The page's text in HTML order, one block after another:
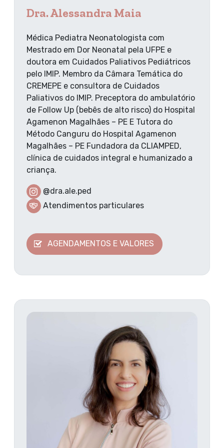
Dra. Alessandra Maia
Médica Pediatra Neonatologista com
Mestrado em Dor Neonatal pela UFPE e
doutora em Cuidados Paliativos Pediátricos
pelo IMIP. Membro da Câmara Temática do
CREMEPE e consultora de Cuidados
Paliativos do IMIP. Preceptora do ambulatório
de Follow Up (bebês de alto risco) do Hospital
Agamenon Magalhães – PE E Tutora do
Método Canguru do Hospital Agamenon
Magalhães – PE Fundadora da CLIAMPED,
clínica de cuidados integral e humanizado a
criança.
@dra.ale.ped
Atendimentos particulares
AGENDAMENTOS E VALORES